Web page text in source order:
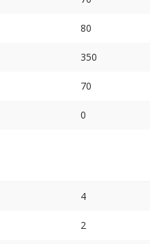
80
350
70
0
4
2